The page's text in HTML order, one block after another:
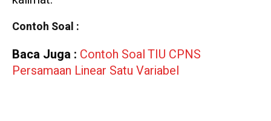
Contoh Soal :
Baca Juga : Contoh Soal TIU CPNS
Persamaan Linear Satu Variabel